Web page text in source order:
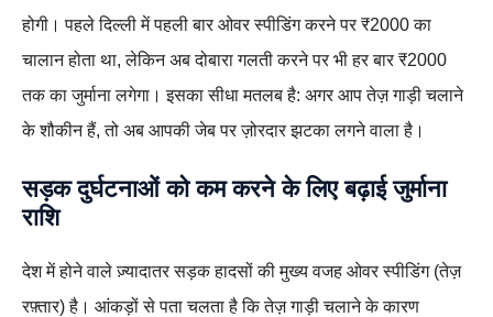
होगी। पहले दिल्ली में पहली बार ओवर स्पीडिंग करने पर ₹2000 का
चालान होता था, लेकिन अब दोबारा गलती करने पर भी हर बार ₹2000
तक का जुर्माना लगेगा। इसका सीधा मतलब है: अगर आप तेज़ गाड़ी चलाने
के शौकीन हैं, तो अब आपकी जेब पर ज़ोरदार झटका लगने वाला है।
सड़क दुर्घटनाओं को कम करने के लिए बढ़ाई जुर्माना
राशि
देश में होने वाले ज़्यादातर सड़क हादसों की मुख्य वजह ओवर स्पीडिंग (तेज़
रफ़्तार) है। आंकड़ों से पता चलता है कि तेज़ गाड़ी चलाने के कारण